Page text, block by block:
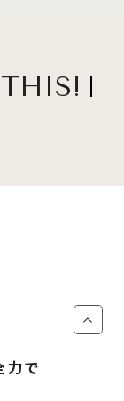
力で